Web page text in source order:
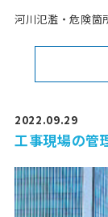
河川氾濫・危険箇
2022.09.29
工事現場の管